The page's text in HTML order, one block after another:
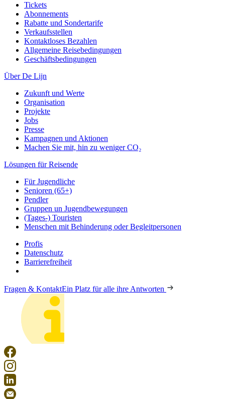
Tickets
Abonnements
Rabatte und Sondertarife
Verkaufsstellen
Kontaktloses Bezahlen
Allgemeine Reisebedingungen
Geschäftsbedingungen
Über De Lijn
Zukunft und Werte
Organisation
Projekte
Jobs
Presse
Kampagnen und Aktionen
Machen Sie mit, hin zu weniger CO₂
Lösungen für Reisende
Für Jugendliche
Senioren (65+)
Pendler
Gruppen un Jugendbewegungen
(Tages-) Touristen
Menschen mit Behinderung oder Begleitpersonen
Profis
Datenschutz
Barrierefreiheit
Fragen & KontaktEin Platz für alle ihre Antworten